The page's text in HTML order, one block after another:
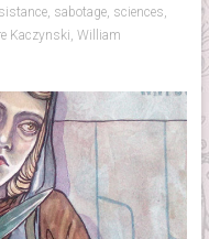
, sabotage, sciences,
Kaczynski, William